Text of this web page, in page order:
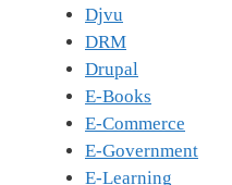
Djvu
DRM
Drupal
E-Books
E-Commerce
E-Government
E-Learning